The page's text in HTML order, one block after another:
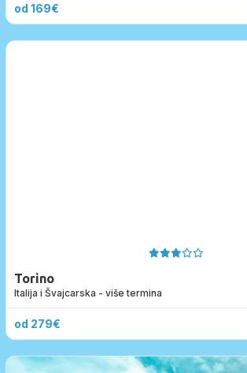
od 169€
Torino
Italija i Švajcarska - više termina
od 279€